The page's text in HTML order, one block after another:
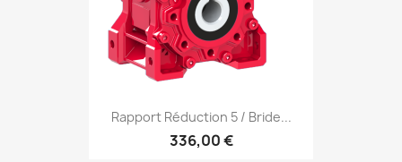
Rapport Réduction 5 / Bride...
336,00 €